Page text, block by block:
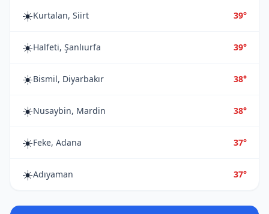
☀️Kurtalan, Siirt 39°
☀️Halfeti, Şanlıurfa 39°
☀️Bismil, Diyarbakır 38°
☀️Nusaybin, Mardin 38°
☀️Feke, Adana 37°
☀️Adıyaman 37°